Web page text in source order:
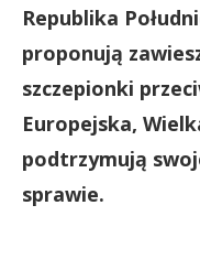
Republika
proponują
szczepionki
Europejska,
podtrzymują
sprawie.